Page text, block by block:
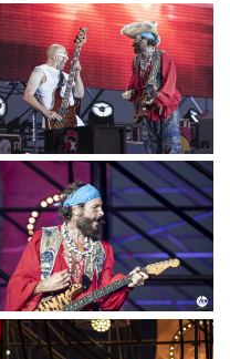
DSC_0413 JOVA
BEACH
PARTY2_PH©TITTI
FABOZZI.JPG
DSC_0471 JOVA
BEACH
PARTY2_PH©TITTI
FABOZZI.JPG
DSC_0506 JOVA